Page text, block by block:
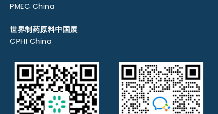
PMEC China
世界制药原料中国展
CPHI China